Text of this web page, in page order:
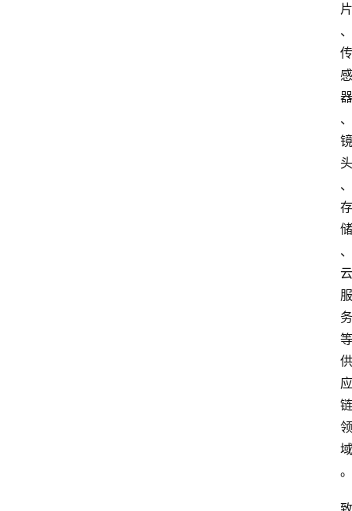
片
、
传
感
器
、
镜
头
、
存
储
、
云
服
务
等
供
应
链
领
域
。